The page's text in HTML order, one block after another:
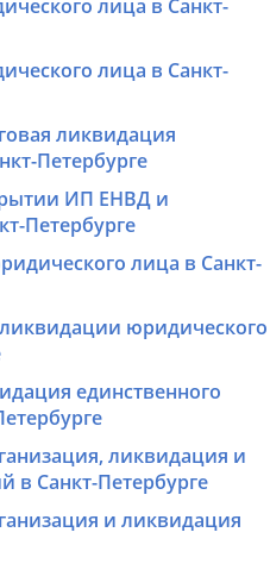
лица в Санкт-
лица в Санкт-
ликвидация
Петербурге
ИП ЕНВД и
Петербурге
лица в Санкт-
юридического
единственного
ликвидация и
в Санкт-Петербурге
и ликвидация